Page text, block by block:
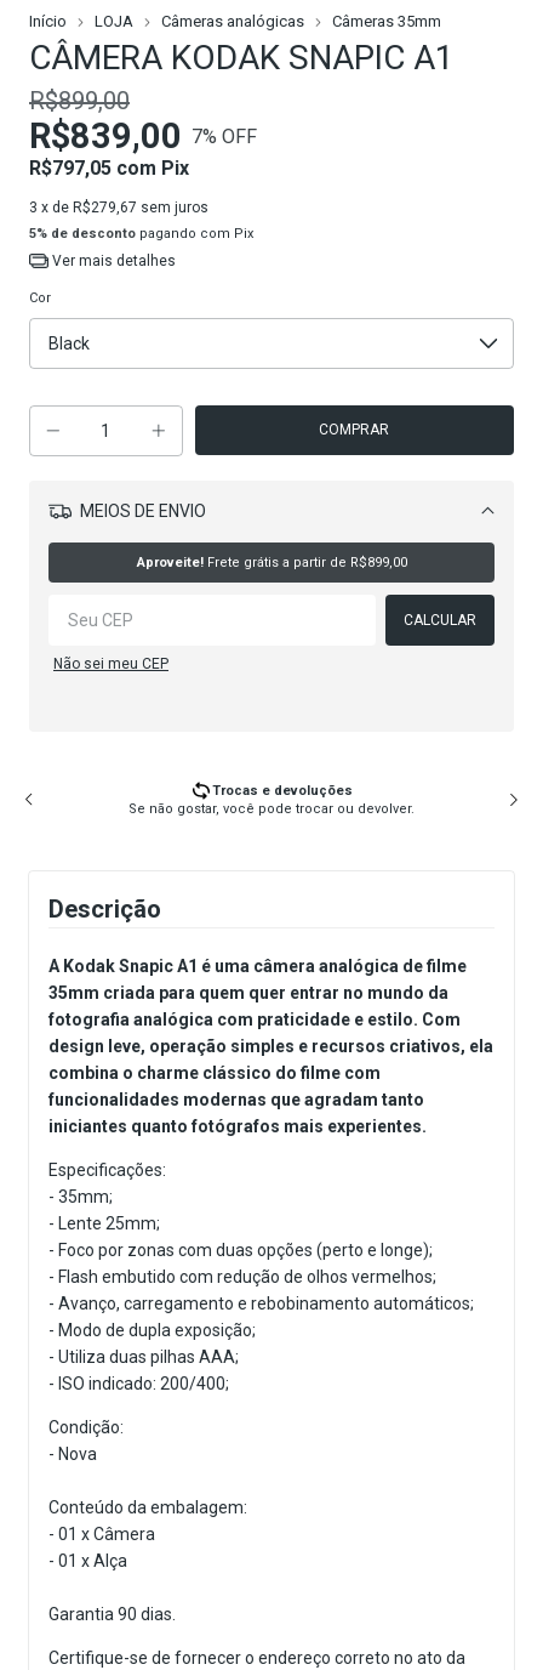
Início LOJA Câmeras analógicas Câmeras 35mm
CÂMERA KODAK SNAPIC A1
R$899,00
R$839,00 7% OFF
R$797,05 com Pix
3 x de R$279,67 sem juros
5% de desconto pagando com Pix
Ver mais detalhes
Cor
MEIOS DE ENVIO
Aproveite!Frete grátis a partir de R$899,00
CALCULAR
Não sei meu CEP
Trocas e devoluções
Se não gostar, você pode trocar ou devolver.
Descrição
A Kodak Snapic A1 é uma câmera analógica de filme
35mm criada para quem quer entrar no mundo da
fotografia analógica com praticidade e estilo. Com
design leve, operação simples e recursos criativos, ela
combina o charme clássico do filme com
funcionalidades modernas que agradam tanto
iniciantes quanto fotógrafos mais experientes.
Especificações:
- 35mm;
- Lente 25mm;
- Foco por zonas com duas opções (perto e longe);
- Flash embutido com redução de olhos vermelhos;
- Avanço, carregamento e rebobinamento automáticos;
- Modo de dupla exposição;
- Utiliza duas pilhas AAA;
- ISO indicado: 200/400;
Condição:
- Nova
Conteúdo da embalagem:
- 01 x Câmera
- 01 x Alça
Garantia 90 dias.
Certifique-se de fornecer o endereço correto no ato da